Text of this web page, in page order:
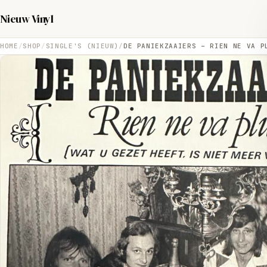
Nieuw Vinyl
HOME SHOP SINGLE'S (NIEUW) DE PANIEKZAAIERS – RIEN NE VA